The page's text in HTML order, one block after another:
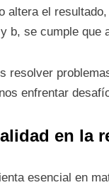
altera el
b, se cumple que
resolver
enfrentar
en la
esencial en